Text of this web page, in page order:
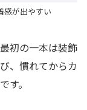
感が出やすい
初の一本は装飾
、慣れてからカ
す。